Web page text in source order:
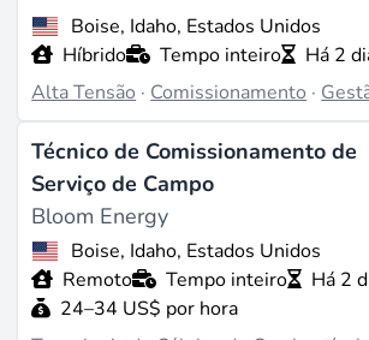
Boise, Idaho, Estados Unidos
Híbrido
Tempo inteiro
Há 2
Alta Tensão · Comissionamento ·
Técnico de Comissionamento de
Serviço de Campo
Bloom Energy
Boise, Idaho, Estados Unidos
Remoto
Tempo inteiro
Há 2
24–34 US$ por hora